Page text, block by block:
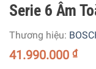
Serie 6 Âm
Thương hiệu:
41.990.000 ₫